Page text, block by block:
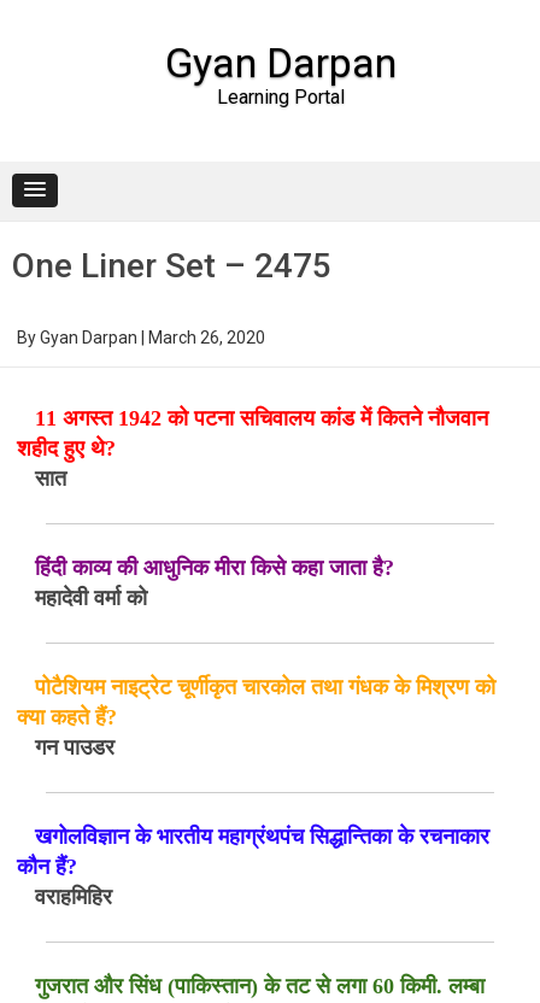
Gyan Darpan
Learning Portal
One Liner Set – 2475
ByGyan Darpan March 26, 2020
11 अगस्त 1942 को पटना सचिवालय कांड में कितने नौजवान
शहीद हुए थे?
सात
हिंदी काव्य की आधुनिक मीरा किसे कहा जाता है?
महादेवी वर्मा को
पोटैशियम नाइट्रेट चूर्णीकृत चारकोल तथा गंधक के मिश्रण को
क्या कहते हैं?
गन पाउडर
खगोलविज्ञान के भारतीय महाग्रंथपंच सिद्धान्तिका के रचनाकार
कौन हैं?
वराहमिहिर
गुजरात और सिंध (पाकिस्तान) के तट से लगा 60 किमी. लम्बा